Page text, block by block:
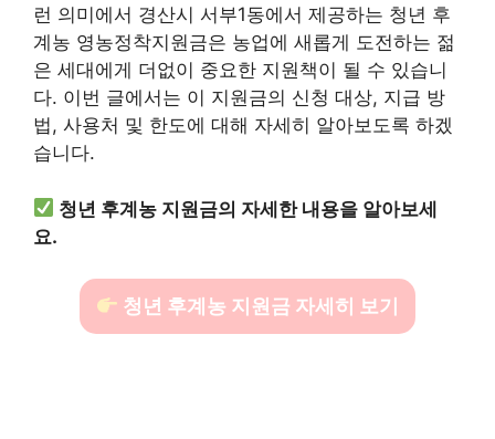
런 의미에서 경산시 서부1동에서 제공하는 청년 후
계농 영농정착지원금은 농업에 새롭게 도전하는 젊
은 세대에게 더없이 중요한 지원책이 될 수 있습니
다. 이번 글에서는 이 지원금의 신청 대상, 지급 방
법, 사용처 및 한도에 대해 자세히 알아보도록 하겠
습니다.
청년 후계농 지원금의 자세한 내용을 알아보세
요.
청년 후계농 지원금 자세히 보기